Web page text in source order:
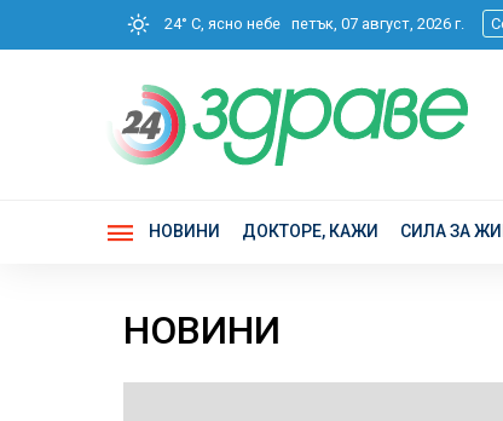
24° C, ясно небе петък, 07 август, 2026 г.
НОВИНИ ДОКТОРЕ, КАЖИ СИЛА ЗА
НОВИНИ